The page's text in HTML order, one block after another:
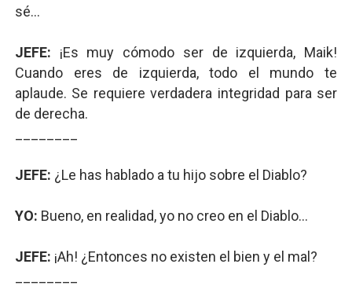
sé...
JEFE: ¡Es muy cómodo ser de izquierda, Maik!
Cuando eres de izquierda, todo el mundo te
aplaude. Se requiere verdadera integridad para ser
de derecha.
JEFE: ¿Le has hablado a tu hijo sobre el Diablo?
YO: Bueno, en realidad, yo no creo en el Diablo...
JEFE: ¡Ah! ¿Entonces no existen el bien y el mal?